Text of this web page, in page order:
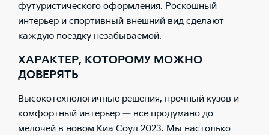
футуристического оформления. Роскошный
интерьер и спортивный внешний вид сделают
каждую поездку незабываемой.
ХАРАКТЕР, КОТОРОМУ МОЖНО
ДОВЕРЯТЬ
Высокотехнологичные решения, прочный кузов и
комфортный интерьер — все продумано до
мелочей в новом Киа Соул 2023. Мы настолько